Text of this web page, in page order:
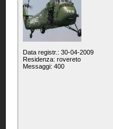
Data registr.: 30-04-2009
Residenza: rovereto
Messaggi: 400